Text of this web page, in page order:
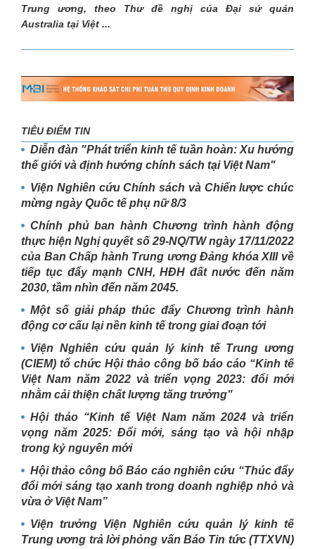
Trung ương, theo Thư đề nghị của Đại sứ quán
Australia tại Việt ...
TIÊU ĐIỂM TIN
Diễn đàn "Phát triển kinh tế tuần hoàn: Xu hướng
thế giới và định hướng chính sách tại Việt Nam"
Viện Nghiên cứu Chính sách và Chiến lược chúc
mừng ngày Quốc tế phụ nữ 8/3
Chính phủ ban hành Chương trình hành động
thực hiện Nghị quyết số 29-NQ/TW ngày 17/11/2022
của Ban Chấp hành Trung ương Đảng khóa XIII về
tiếp tục đẩy mạnh CNH, HĐH đất nước đến năm
2030, tầm nhìn đến năm 2045.
Một số giải pháp thúc đẩy Chương trình hành
động cơ cấu lại nền kinh tế trong giai đoạn tới
Viện Nghiên cứu quản lý kinh tế Trung ương
(CIEM) tổ chức Hội thảo công bố báo cáo “Kinh tế
Việt Nam năm 2022 và triển vọng 2023: đổi mới
nhằm cải thiện chất lượng tăng trưởng"
Hội thảo “Kinh tế Việt Nam năm 2024 và triển
vọng năm 2025: Đổi mới, sáng tạo và hội nhập
trong kỷ nguyên mới
Hội thảo công bố Báo cáo nghiên cứu “Thúc đẩy
đổi mới sáng tạo xanh trong doanh nghiệp nhỏ và
vừa ở Việt Nam”
Viện trưởng Viện Nghiên cứu quản lý kinh tế
Trung ương trả lời phỏng vấn Báo Tin tức (TTXVN)